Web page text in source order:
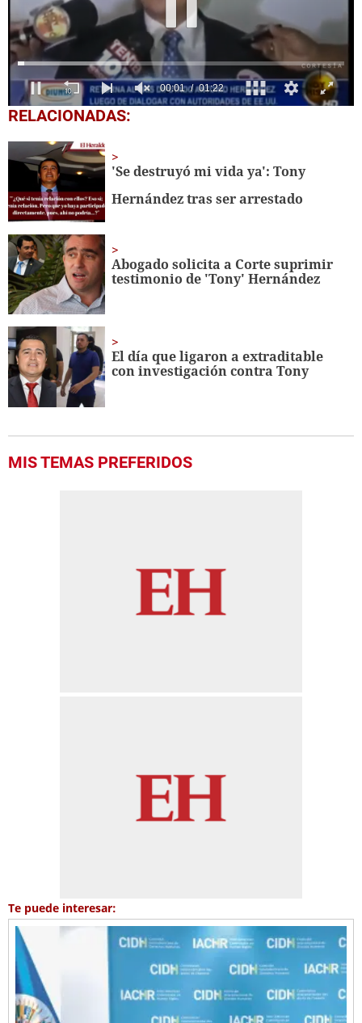
0
seconds
minute,
seconds
RELACIONADAS:
'Se destruyó mi vida ya': Tony
Hernández tras ser arrestado
Abogado solicita a Corte suprimir
testimonio de 'Tony' Hernández
El día que ligaron a extraditable
con investigación contra Tony
MIS TEMAS PREFERIDOS
Te puede interesar: